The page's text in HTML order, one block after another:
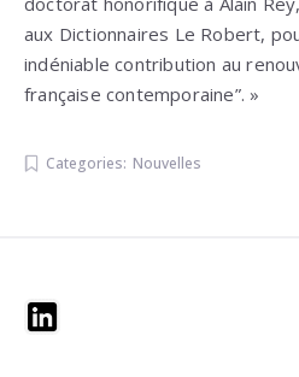
aux Dictionnaires Le Robert,
indéniable contribution au
française contemporaine”. »
Categories: Nouvelles
Widgets